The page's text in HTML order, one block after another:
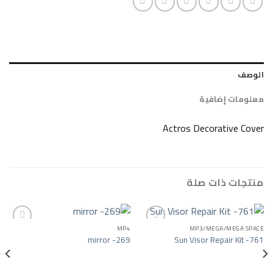
Actros
صلة
Add to wishlist
MP3/
Sun Visor
to wishlist mirror -269